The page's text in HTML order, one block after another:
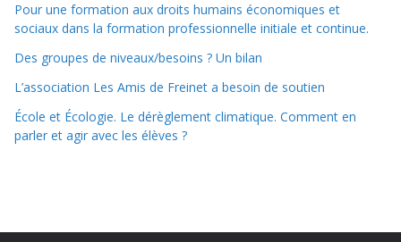
Pour une formation aux droits humains économiques et
sociaux dans la formation professionnelle initiale et continue.
Des groupes de niveaux/besoins ? Un bilan
L’association Les Amis de Freinet a besoin de soutien
École et Écologie. Le dérèglement climatique. Comment en
parler et agir avec les élèves ?